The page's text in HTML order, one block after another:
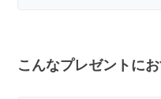
こんなプレゼントに